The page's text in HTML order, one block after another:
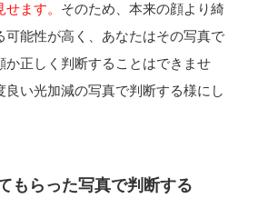
ます。 そのため、本来の顔より綺
可能性が高く、あなたはその写真で
か正しく判断することはできませ
良い光加減の写真で判断する様にし
もらった写真で判断する